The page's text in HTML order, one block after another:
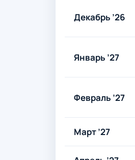
Декабрь ’26
Январь ’27
Февраль ’27
Март ’27